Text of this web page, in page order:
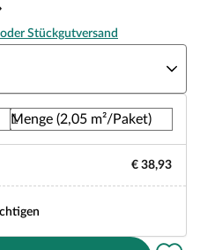
Stückgutversand
Menge (2,05 m²/Paket)
€ 38,93